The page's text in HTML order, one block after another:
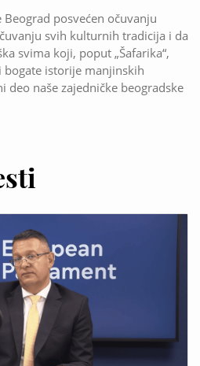
posvećen očuvanju
svih kulturnih tradicija i da
svima koji, poput „Šafarika“,
istorije manjinskih
deo naše zajedničke beogradske